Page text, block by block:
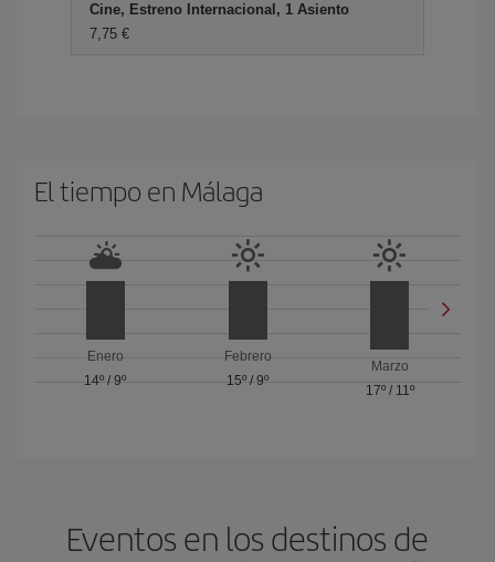
Cine, Estreno Internacional, 1 Asiento
7,75 €
El tiempo en Málaga
Enero
14º /9º
Febrero
15º / 9º
Marzo
17º/ 11º
Eventos en los destinos de